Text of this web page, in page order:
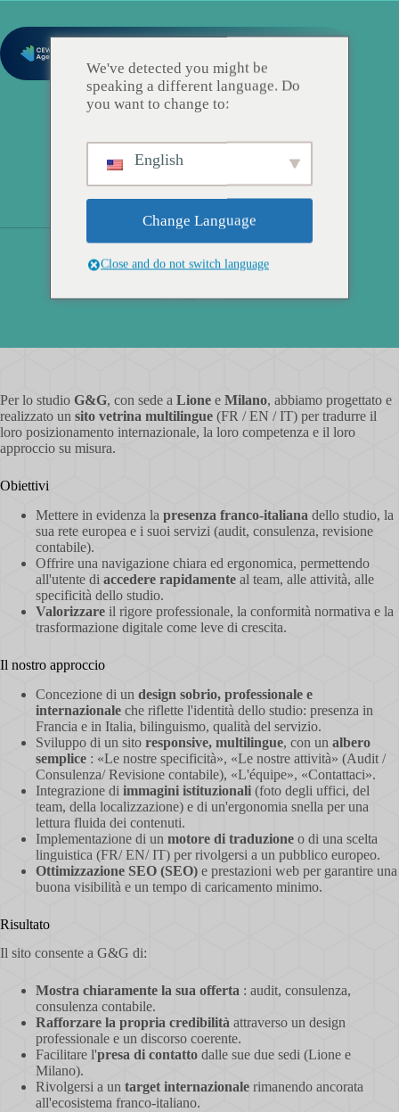
G&G
Sito vetrina
Per lo studio G&G, con sede a Lione e Milano, abbiamo progettato e
realizzato un sito vetrina multilingue (FR / EN / IT) per tradurre il
loro posizionamento internazionale, la loro competenza e il loro
approccio su misura.
Obiettivi
Mettere in evidenza la presenza franco-italiana dello studio, la
sua rete europea e i suoi servizi (audit, consulenza, revisione
contabile).
Offrire una navigazione chiara ed ergonomica, permettendo
all'utente di accedere rapidamente al team, alle attività, alle
specificità dello studio.
Valorizzare il rigore professionale, la conformità normativa e la
trasformazione digitale come leve di crescita.
Il nostro approccio
Concezione di un design sobrio, professionale e
internazionale che riflette l'identità dello studio: presenza in
Francia e in Italia, bilinguismo, qualità del servizio.
Sviluppo di un sito responsive, multilingue, con un albero
semplice : «Le nostre specificità», «Le nostre attività» (Audit /
Consulenza/ Revisione contabile), «L'équipe», «Contattaci».
Integrazione di immagini istituzionali (foto degli uffici, del
team, della localizzazione) e di un'ergonomia snella per una
lettura fluida dei contenuti.
Implementazione di un motore di traduzione o di una scelta
linguistica (FR/ EN/ IT) per rivolgersi a un pubblico europeo.
Ottimizzazione SEO (SEO) e prestazioni web per garantire una
buona visibilità e un tempo di caricamento minimo.
Risultato
Il sito consente a G&G di:
Mostra chiaramente la sua offerta : audit, consulenza,
consulenza contabile.
Rafforzare la propria credibilità attraverso un design
professionale e un discorso coerente.
Facilitare l'presa di contatto dalle sue due sedi (Lione e
Milano).
Rivolgersi a un target internazionale rimanendo ancorata
all'ecosistema franco-italiano.
We've detected you might be
speaking a different language. Do
you want to change to:
English
Change Language
Close and do not switch language